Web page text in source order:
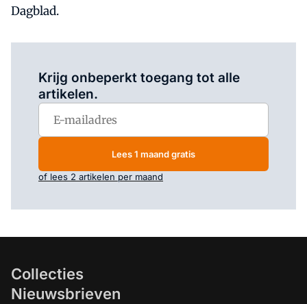
Dagblad.
Krijg onbeperkt toegang tot alle
artikelen.
Lees 1 maand gratis
of lees 2 artikelen per maand
Collecties
Nieuwsbrieven